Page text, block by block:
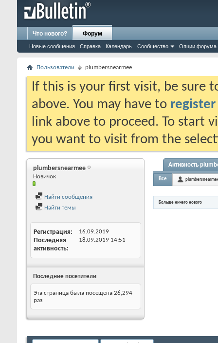
Что нового? Форум
Новые сообщения Справка Календарь Сообщество Опции форума
Пользователи plumbersnearmee
If this is your first visit, be sure
above. You may have to register
link above to proceed. To start
you want to visit from the
plumbersnearmee
Новичок
Найти сообщения
Найти темы
Регистрация 16.09.2019
Последняя
активность
18.09.2019 14:51
Последние посетители
Эта страница была посещена 26,294
раз
Активность
Все
Больше ничего нового